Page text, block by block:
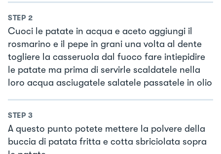
STEP 2
Cuoci le patate in acqua e aceto aggiungi il
rosmarino e il pepe in grani una volta al dente
togliere la casseruola dal fuoco fare intiepidire
le patate ma prima di servirle scaldatele nella
loro acqua asciugatele salatele passatele in olio
STEP 3
A questo punto potete mettere la polvere della
buccia di patata fritta e cotta sbriciolata sopra